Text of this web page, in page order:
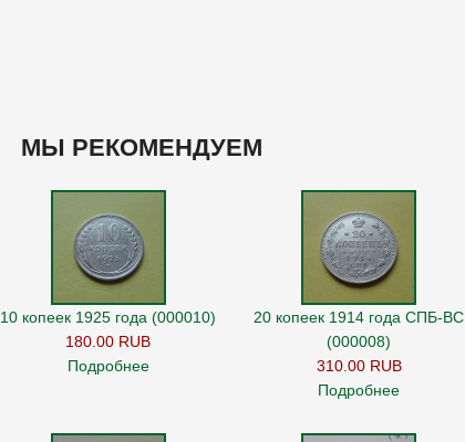
МЫ РЕКОМЕНДУЕМ
10 копеек 1925 года (000010)
180.00 RUB
Подробнее
20 копеек 1914 года СПБ-ВС
(000008)
310.00 RUB
Подробнее